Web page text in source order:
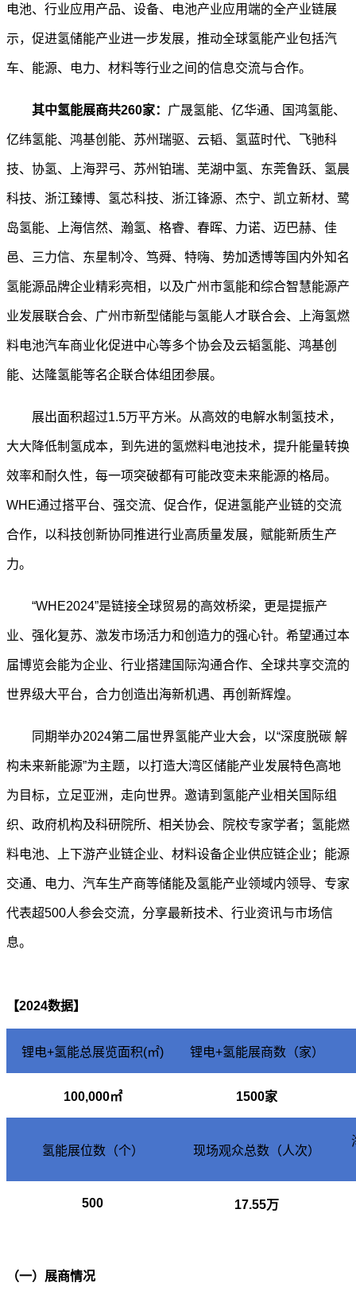
电池、行业应用产品、设备、电池产业应用端的全产业链展
示，促进氢储能产业进一步发展，推动全球氢能产业包括汽
车、能源、电力、材料等行业之间的信息交流与合作。
其中氢能展商共260家： 广晟氢能、亿华通、国鸿氢能、
亿纬氢能、鸿基创能、苏州瑞驱、云韬、氢蓝时代、飞驰科
技、协氢、上海羿弓、苏州铂瑞、芜湖中氢、东莞鲁跃、氢晨
科技、浙江臻博、氢芯科技、浙江锋源、杰宁、凯立新材、鹭
岛氢能、上海信然、瀚氢、格睿、春晖、力诺、迈巴赫、佳
邑、三力信、东星制冷、笃舜、特嗨、势加透博等国内外知名
氢能源品牌企业精彩亮相，以及广州市氢能和综合智慧能源产
业发展联合会、广州市新型储能与氢能人才联合会、上海氢燃
料电池汽车商业化促进中心等多个协会及云韬氢能、鸿基创
能、达隆氢能等名企联合体组团参展。
展出面积超过1.5万平方米。从高效的电解水制氢技术，
大大降低制氢成本，到先进的氢燃料电池技术，提升能量转换
效率和耐久性，每一项突破都有可能改变未来能源的格局。
WHE通过搭平台、强交流、促合作，促进氢能产业链的交流
合作，以科技创新协同推进行业高质量发展，赋能新质生产
力。
“WHE2024”是链接全球贸易的高效桥梁，更是提振产
业、强化复苏、激发市场活力和创造力的强心针。希望通过本
届博览会能为企业、行业搭建国际沟通合作、全球共享交流的
世界级大平台，合力创造出海新机遇、再创新辉煌。
同期举办2024第二届世界氢能产业大会，以“深度脱碳 解
构未来新能源”为主题，以打造大湾区储能产业发展特色高地
为目标，立足亚洲，走向世界。邀请到氢能产业相关国际组
织、政府机构及科研院所、相关协会、院校专家学者；氢能燃
料电池、上下游产业链企业、材料设备企业供应链企业；能源
交通、电力、汽车生产商等储能及氢能产业领域内领导、专家
代表超500人参会交流，分享最新技术、行业资讯与市场信
息。
【2024数据】
锂电+氢能总展览面积(㎡) 锂电+氢能展商数（家）
100,000㎡ 1500家
氢能展位数（个） 现场观众总数（人次）
500 17.55万
（一）展商情况